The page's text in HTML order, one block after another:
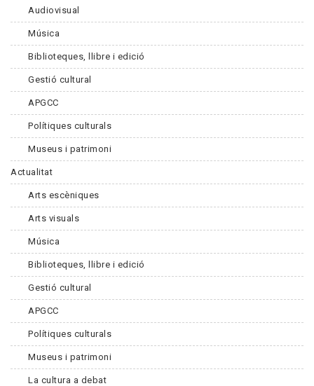
Audiovisual
Música
Biblioteques, llibre i edició
Gestió cultural
APGCC
Polítiques culturals
Museus i patrimoni
Actualitat
Arts escèniques
Arts visuals
Música
Biblioteques, llibre i edició
Gestió cultural
APGCC
Polítiques culturals
Museus i patrimoni
La cultura a debat